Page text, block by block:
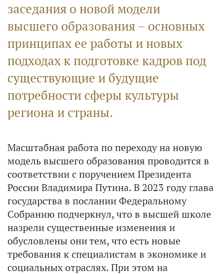
заседания о новой модели
высшего образования – основных
принципах ее работы и новых
подходах к подготовке кадров под
существующие и будущие
потребности сферы культуры
региона и страны.
Масштабная работа по переходу на новую
модель высшего образования проводится в
соответствии с поручением Президента
России Владимира Путина. В 2023 году глава
государства в послании Федеральному
Собранию подчеркнул, что в высшей школе
назрели существенные изменения и
обусловлены они тем, что есть новые
требования к специалистам в экономике и
социальных отраслях. При этом на